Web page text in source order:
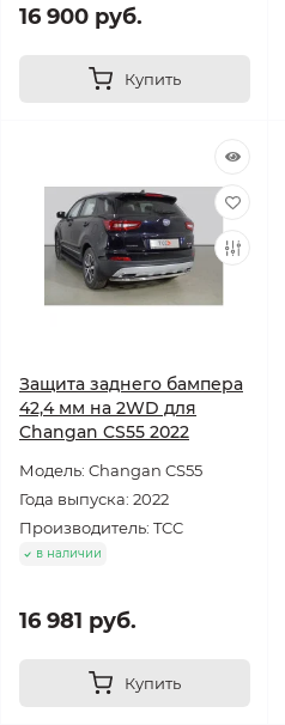
16 900 руб.
Купить
Защита заднего бампера
42,4 мм на 2WD для
Changan CS55 2022
Модель: Changan CS55
Года выпуска: 2022
Производитель: TCC
в наличии
16 981 руб.
Купить